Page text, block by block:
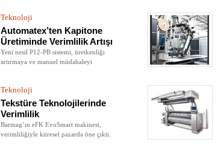
dijitalleşme odaklı teknolojilerle bu
ihtiyaca cevap verecek
Teknoloji
Automatex’ten Kapitone
Üretiminde Verimlilik Artışı
Yeni nesil P12-PB sistemi, üretkenliği
artırmaya ve manuel müdahaleyi
Teknoloji
Tekstüre Teknolojilerinde
Verimlilik
Barmag’ın eFK EvoSmart makinesi,
verimliliğiyle küresel pazarda öne çıktı.